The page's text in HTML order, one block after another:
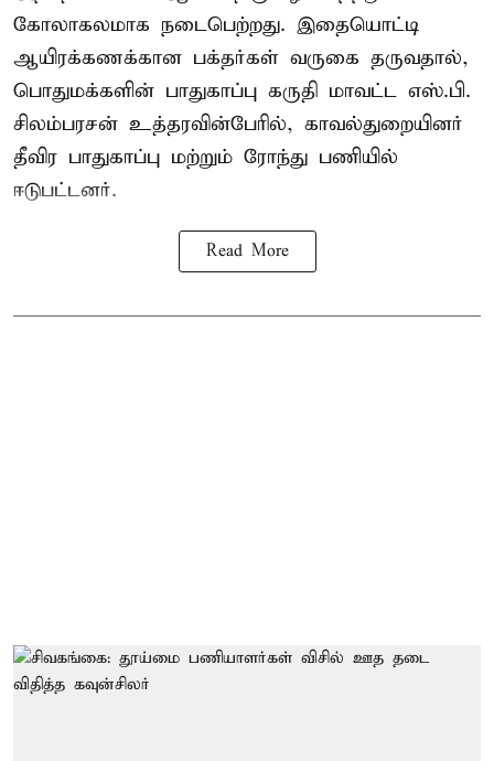
கோலாகலமாக நடைபெற்றது. இதையொட்டி
ஆயிரக்கணக்கான பக்தர்கள் வருகை தருவதால்,
பொதுமக்களின் பாதுகாப்பு கருதி மாவட்ட எஸ்.பி.
சிலம்பரசன் உத்தரவின்பேரில், காவல்துறையினர்
தீவிர பாதுகாப்பு மற்றும் ரோந்து பணியில்
ஈடுபட்டனர்.
Read More